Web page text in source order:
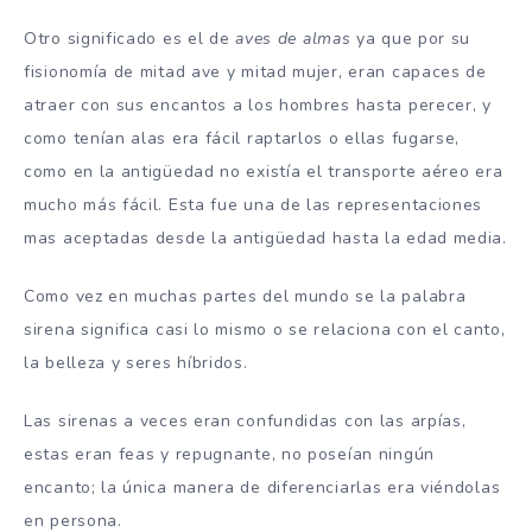
Otro significado es el deaves de almasya que por su
fisionomía de mitad ave y mitad mujer, eran capaces de
atraer con sus encantos a los hombres hasta perecer, y
como tenían alas era fácil raptarlos o ellas fugarse,
como en la antigüedad no existía el transporte aéreo era
mucho más fácil. Esta fue una de las representaciones
mas aceptadas desde la antigüedad hasta la edad media.
Como vez en muchas partes del mundo se la palabra
sirena significa casi lo mismo o se relaciona con el canto,
la belleza y seres híbridos.
Las sirenas a veces eran confundidas con las arpías,
estas eran feas y repugnante, no poseían ningún
encanto; la única manera de diferenciarlas era viéndolas
en persona.